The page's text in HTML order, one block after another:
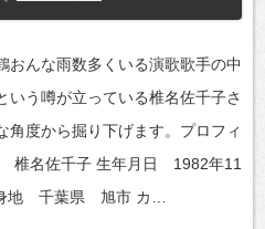
おんな雨数多くいる演歌歌手の中
いう噂が立っている椎名佐千子さ
角度から掘り下げます。プロフィ
椎名佐千子 生年月日 1982年11
地 千葉県 旭市 カ…